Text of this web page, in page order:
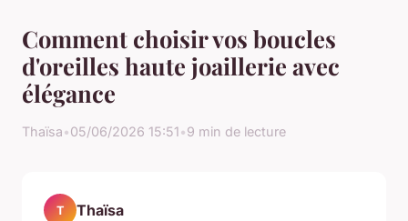
Comment choisir vos boucles
d'oreilles haute joaillerie avec
élégance
Thaïsa•05/06/2026 15:51•9 min de lecture
T Thaïsa